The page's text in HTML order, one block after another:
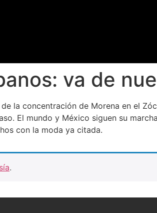
va de
la concentración de Morena en el
El mundo y México siguen su
con la moda ya citada.
.